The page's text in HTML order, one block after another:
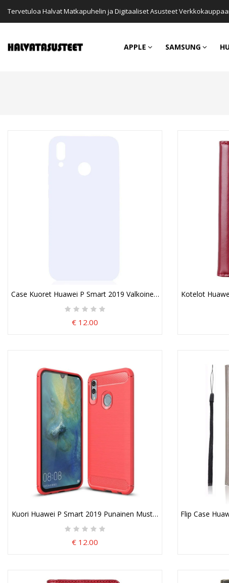
Tervetuloa Halvat Matkapuhelin ja Digitaaliset Asusteet
APPLE SAMSUNG
Case Kuoret Huawei P Smart 2019 Valkoinen Musta
€ 12.00
Kotelot
Kuori Huawei P Smart 2019 Punainen Musta Harjattu Hiilikuitu
€ 12.00
Flip Case